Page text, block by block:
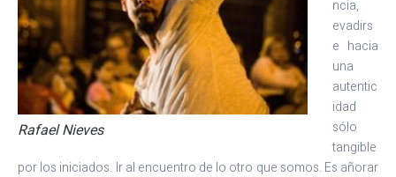
Rafael Nieves
ncia,
evadirs
e hacia
una
autentic
idad
sólo
tangible
por los iniciados. Ir al encuentro de lo otro que somos. Es añorar